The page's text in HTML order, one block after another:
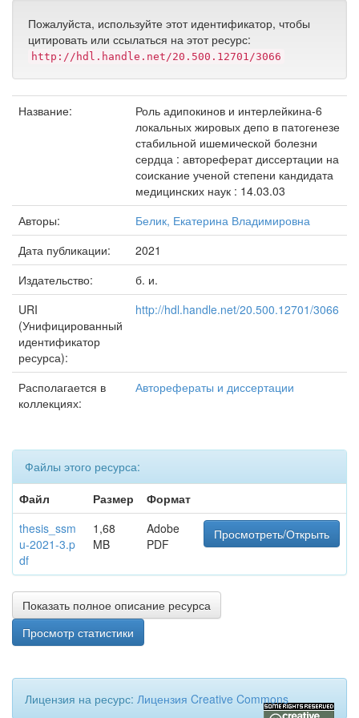
Пожалуйста, используйте этот идентификатор, чтобы
цитировать или ссылаться на этот ресурс:
http://hdl.handle.net/20.500.12701/3066
Название:
Роль адипокинов и интерлейкина-6
локальных жировых депо в патогенезе
стабильной ишемической болезни
сердца : автореферат диссертации на
соискание ученой степени кандидата
медицинских наук : 14.03.03
Авторы:
Белик, Екатерина Владимировна
Дата публикации:
2021
Издательство:
б. и.
URI
(Унифицированный
идентификатор
ресурса):
http://hdl.handle.net/20.500.12701/3066
Располагается в
коллекциях:
Авторефераты и диссертации
Файлы этого ресурса:
Файл
Размер
Формат
thesis_ssm
u-2021-3.p
df
1,68
MB
Adobe
PDF
Просмотреть/Открыть
Показать полное описание ресурса
Просмотр статистики
Лицензия на ресурс: Лицензия Creative Commons